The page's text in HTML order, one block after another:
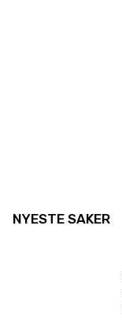
NYESTE SAKER